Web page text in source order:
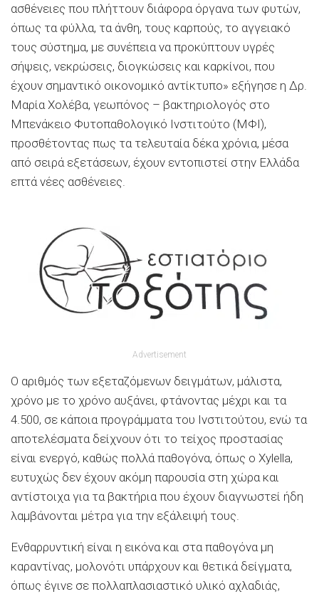
ασθένειες που πλήττουν διάφορα όργανα των φυτών,
όπως τα φύλλα, τα άνθη, τους καρπούς, το αγγειακό
τους σύστηµα, µε συνέπεια να προκύπτουν υγρές
σήψεις, νεκρώσεις, διογκώσεις και καρκίνοι, που
έχουν σηµαντικό οικονοµικό αντίκτυπο» εξήγησε η ∆ρ.
Μαρία Χολέβα, γεωπόνος – βακτηριολογός στο
Μπενάκειο Φυτοπαθολογικό Ινστιτούτο (ΜΦΙ),
προσθέτοντας πως τα τελευταία δέκα χρόνια, µέσα
από σειρά εξετάσεων, έχουν εντοπιστεί στην Ελλάδα
επτά νέες ασθένειες.
Advertisement
Ο αριθµός των εξεταζόµενων δειγµάτων, µάλιστα,
χρόνο µε το χρόνο αυξάνει, φτάνοντας µέχρι και τα
4.500, σε κάποια προγράµµατα του Ινστιτούτου, ενώ τα
αποτελέσµατα δείχνουν ότι το τείχος προστασίας
είναι ενεργό, καθώς πολλά παθογόνα, όπως ο Xylella,
ευτυχώς δεν έχουν ακόµη παρουσία στη χώρα και
αντίστοιχα για τα βακτήρια που έχουν διαγνωστεί ήδη
λαµβάνονται µέτρα για την εξάλειψή τους.
Ενθαρρυντική είναι η εικόνα και στα παθογόνα µη
καραντίνας, µολονότι υπάρχουν και θετικά δείγµατα,
όπως έγινε σε πολλαπλασιαστικό υλικό αχλαδιάς,